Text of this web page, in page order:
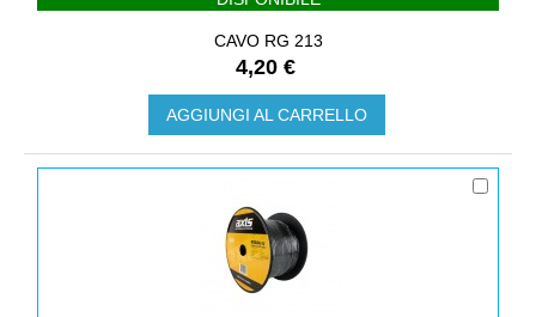
CAVO RG 213
4,20 €
AGGIUNGI AL CARRELLO